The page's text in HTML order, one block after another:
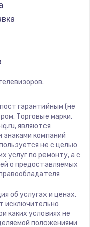
гарантийным (не
Торговые марки,
являются
компаний
не с целью
услуг по ремонту, а с
о предоставляемых
об услугах и ценах,
исключительно
каких условиях не
положениями